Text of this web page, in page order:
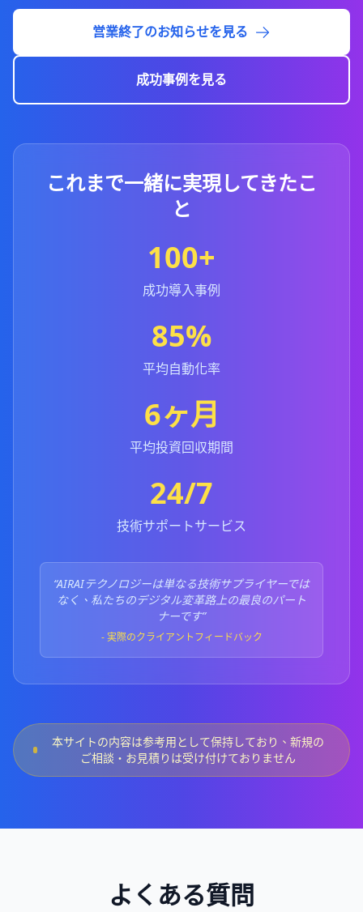
営業終了のお知らせを見る
成功事例を見る
これまで一緒に実現してきたこ
と
100+
成功導入事例
85%
平均自動化率
6ヶ月
平均投資回収期間
24/7
技術サポートサービス
“AIRAIテクノロジーは単なる技術サプライヤーでは
なく、私たちのデジタル変革路上の最良のパート
ナーです”
-実際のクライアントフィードバック
本サイトの内容は参考用として保持しており、新規の
ご相談・お見積りは受け付けておりません
よくある質問